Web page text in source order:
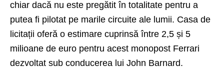
chiar dacă nu este pregătit în totalitate pentru a
putea fi pilotat pe marile circuite ale lumii. Casa de
licitații oferă o estimare cuprinsă între 2,5 și 5
milioane de euro pentru acest monopost Ferrari
dezvoltat sub conducerea lui John Barnard.